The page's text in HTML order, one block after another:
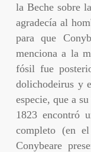
la Beche sobre
agradecía al
para que
menciona a la
fósil fue
dolichodeirus y
especie, que a
1823 encontró
completo (en
Conybeare